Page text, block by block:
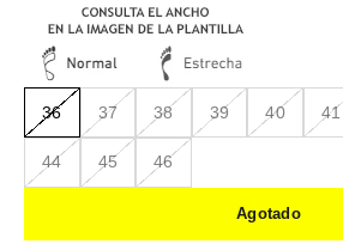
36 37 38 39 40 41
44 45 46
Agotado